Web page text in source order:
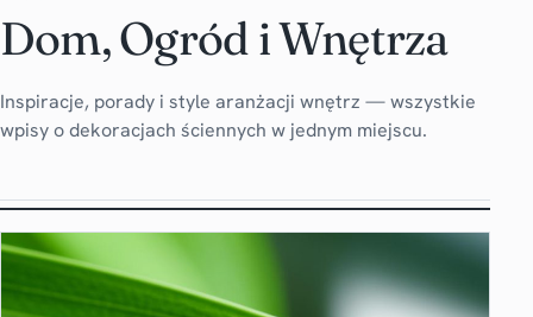
Dom, Ogród i Wnętrza
Inspiracje, porady i style aranżacji wnętrz — wszystkie
wpisy o dekoracjach ściennych w jednym miejscu.